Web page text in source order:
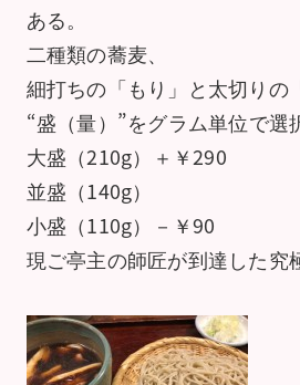
ある。
二種類の蕎麦、
細打ちの「もり」と太切りの
“盛（量）”をグラム単位で選
大盛（210g）＋￥290
並盛（140g）
小盛（110g）－￥90
現ご亭主の師匠が到達した究